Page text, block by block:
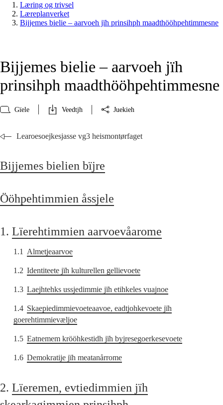
Læring og trivsel
Læreplanverket
Bijjemes bielie – aarvoeh jïh prinsihph maadthööhpehtimmesne
Bijjemes bielie – aarvoeh jïh
prinsihph maadthööhpehtimmesne
Gïele Veedtjh Juekieh
Learoesoejkesjasse vg3 heismontørfaget
Bijjemes bielien bïjre
Ööhpehtimmien åssjele
1. Lïerehtimmien aarvoevåarome
1.1 Almetjeaarvoe
1.2 Identiteete jïh kulturellen gellievoete
1.3 Laejhtehks ussjedimmie jïh etihkeles vuajnoe
1.4 Skaepiedimmievoeteaavoe, eadtjohkevoete jïh
goerehtimmievæljoe
1.5 Eatnemem krööhkestidh jïh byjresegoerkesevoete
1.6 Demokratije jïh meatanårrome
2. Lïeremen, evtiedimmien jïh